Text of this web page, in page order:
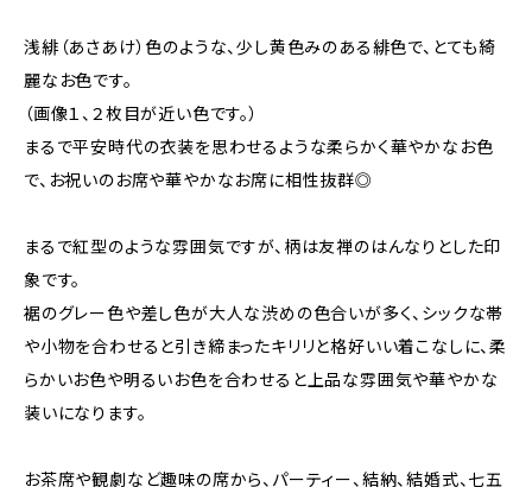
浅緋（あさあけ）色のような、少し黄色みのある緋色で、とても綺
麗なお色です。
（画像１、２枚目が近い色です。）
まるで平安時代の衣装を思わせるような柔らかく華やかなお色
で、お祝いのお席や華やかなお席に相性抜群◎
まるで紅型のような雰囲気ですが、柄は友禅のはんなりとした印
象です。
裾のグレー色や差し色が大人な渋めの色合いが多く、シックな帯
や小物を合わせると引き締まったキリリと格好いい着こなしに、柔
らかいお色や明るいお色を合わせると上品な雰囲気や華やかな
装いになります。
お茶席や観劇など趣味の席から、パーティー、結納、結婚式、七五